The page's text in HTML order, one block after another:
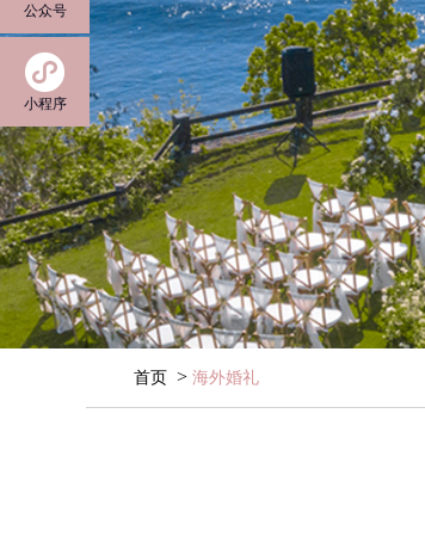
首页 > 海外婚礼
公众号

小程序